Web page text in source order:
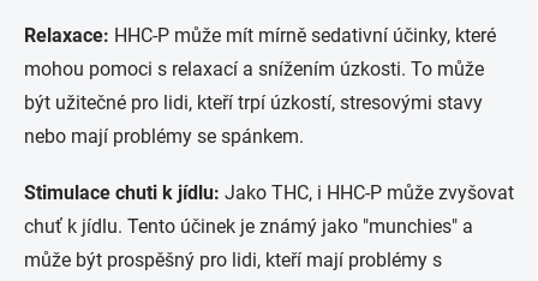
Relaxace: HHC-P může mít mírně sedativní účinky, které
mohou pomoci s relaxací a snížením úzkosti. To může
být užitečné pro lidi, kteří trpí úzkostí, stresovými stavy
nebo mají problémy se spánkem.
Stimulace chuti k jídlu: Jako THC, i HHC-P může zvyšovat
chuť k jídlu. Tento účinek je známý jako "munchies" a
může být prospěšný pro lidi, kteří mají problémy s